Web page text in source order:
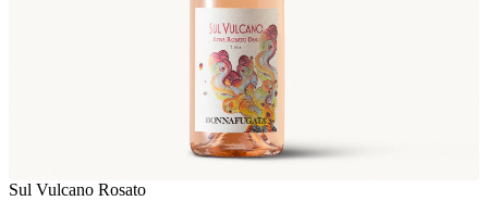
Sul Vulcano Rosato